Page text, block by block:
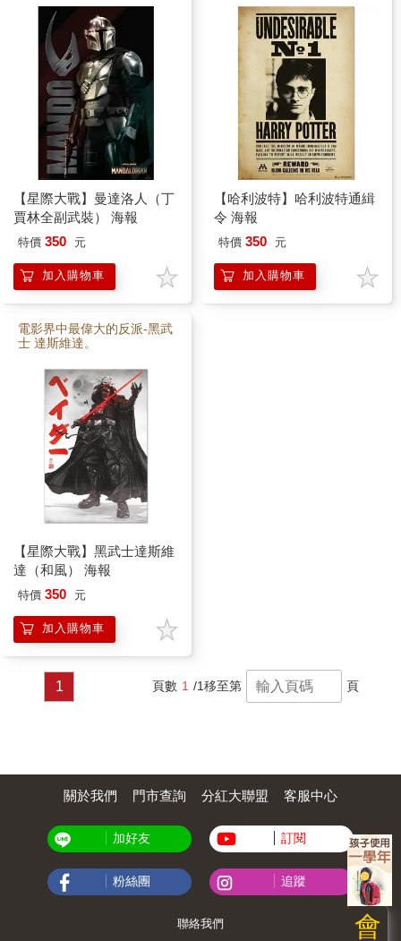
【星際大戰】曼達洛人（丁
賈林全副武裝） 海報
特價 350 元
加入購物車
【哈利波特】哈利波特通緝
令 海報
特價 350 元
加入購物車
電影界中最偉大的反派-黑武
士 達斯維達。
【星際大戰】黑武士達斯維
達（和風） 海報
特價 350 元
加入購物車
1 頁數 1 /1移至第 頁
會
關於我們 門市查詢 分紅大聯盟 客服中心
加好友 訂閱
粉絲團 追蹤
聯絡我們